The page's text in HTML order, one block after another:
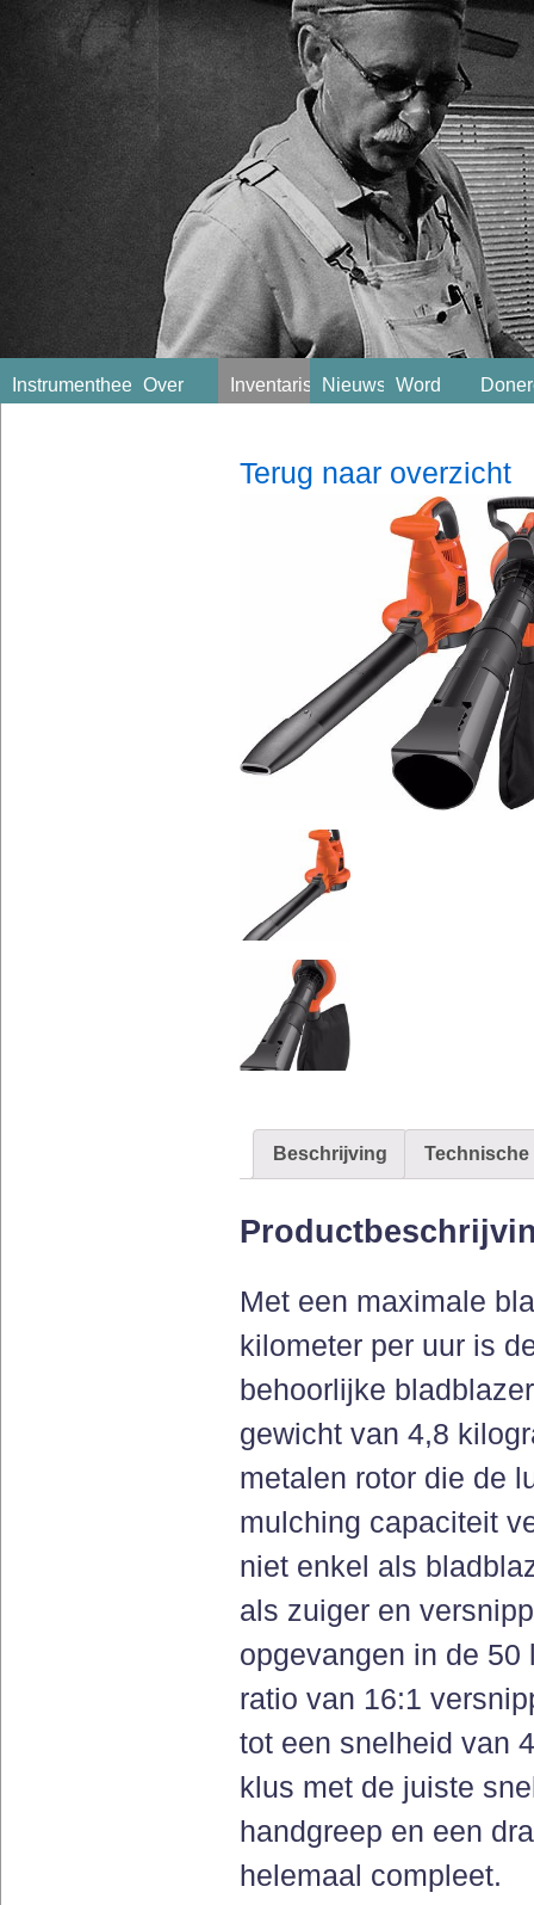
Instrumentheek Over Inventaris Nieuws Word
Terug naar overzicht
Beschrijving Technische
Met een maximale
kilometer per uur is
behoorlijke
gewicht van 4,8
metalen rotor die de
mulching capaciteit
niet enkel als
als zuiger en
opgevangen in de
ratio van 16:1
tot een snelheid van
klus met de juiste
handgreep en een
helemaal compleet.